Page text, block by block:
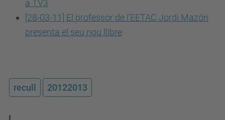
a TV3
[28-03-11] El professor de l'EETAC Jordi Mazón
presenta el seu nou llibre
recull 20122013